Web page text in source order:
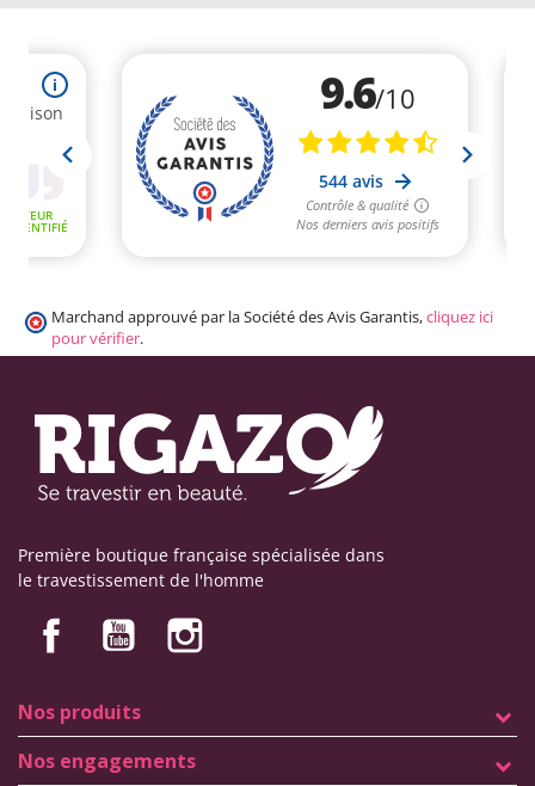
Marchand approuvé par la Société des Avis Garantis,cliquez ici
pour vérifier.
Première boutique française spécialisée dans
le travestissement de l'homme
Nos produits
Nos engagements